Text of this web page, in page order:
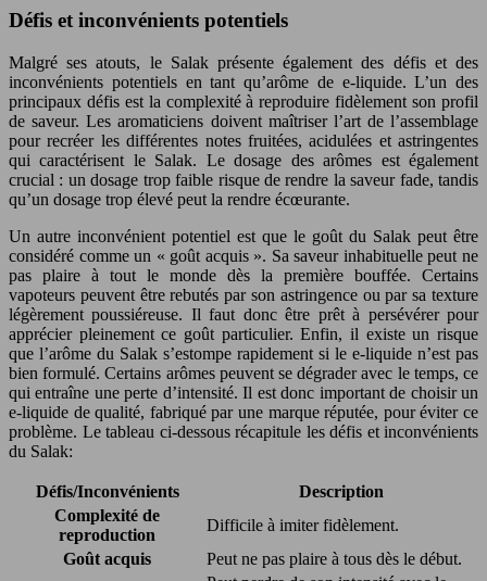
Défis et inconvénients potentiels
Malgré ses atouts, le Salak présente également des défis et des
inconvénients potentiels en tant qu’arôme de e-liquide. L’un des
principaux défis est la complexité à reproduire fidèlement son profil
de saveur. Les aromaticiens doivent maîtriser l’art de l’assemblage
pour recréer les différentes notes fruitées, acidulées et astringentes
qui caractérisent le Salak. Le dosage des arômes est également
crucial : un dosage trop faible risque de rendre la saveur fade, tandis
qu’un dosage trop élevé peut la rendre écœurante.
Un autre inconvénient potentiel est que le goût du Salak peut être
considéré comme un « goût acquis ». Sa saveur inhabituelle peut ne
pas plaire à tout le monde dès la première bouffée. Certains
vapoteurs peuvent être rebutés par son astringence ou par sa texture
légèrement poussiéreuse. Il faut donc être prêt à persévérer pour
apprécier pleinement ce goût particulier. Enfin, il existe un risque
que l’arôme du Salak s’estompe rapidement si le e-liquide n’est pas
bien formulé. Certains arômes peuvent se dégrader avec le temps, ce
qui entraîne une perte d’intensité. Il est donc important de choisir un
e-liquide de qualité, fabriqué par une marque réputée, pour éviter ce
problème. Le tableau ci-dessous récapitule les défis et inconvénients
du Salak:
Défis/Inconvénients
Description
Complexité de
reproduction
Difficile à imiter fidèlement.
Goût acquis
Peut ne pas plaire à tous dès le début.